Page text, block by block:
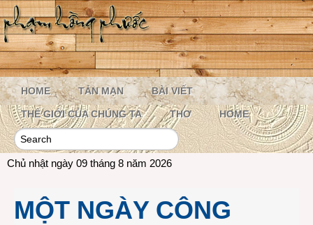
HOME TẢN MẠN BÀI VIẾT
THẾ GIỚI CỦA CHÚNG TA THƠ HOME
Chủ nhật ngày 09 tháng 8 năm 2026
MỘT NGÀY CÔNG